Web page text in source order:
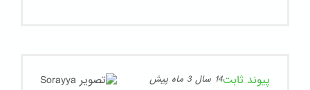
پیوند ثابت14 سال 3 ماه پیش